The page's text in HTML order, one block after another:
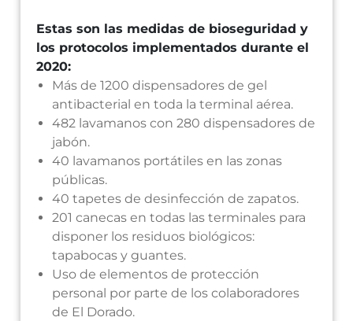
Estas son las medidas de bioseguridad y
los protocolos implementados durante el
2020:
Más de 1200 dispensadores de gel
antibacterial en toda la terminal aérea.
482 lavamanos con 280 dispensadores de
jabón.
40 lavamanos portátiles en las zonas
públicas.
40 tapetes de desinfección de zapatos.
201 canecas en todas las terminales para
disponer los residuos biológicos:
tapabocas y guantes.
Uso de elementos de protección
personal por parte de los colaboradores
de El Dorado.